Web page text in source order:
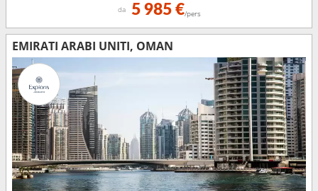
da 5 985 €/pers
EMIRATI ARABI UNITI, OMAN